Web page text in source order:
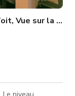
Vue sur la